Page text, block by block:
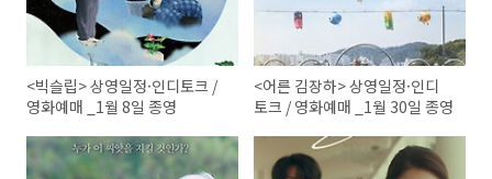
<빅슬립> 상영일정·인디토크 /
영화예매 _1월 8일 종영
<어른 김장하> 상영일정·인디
토크 / 영화예매 _1월 30일 종영